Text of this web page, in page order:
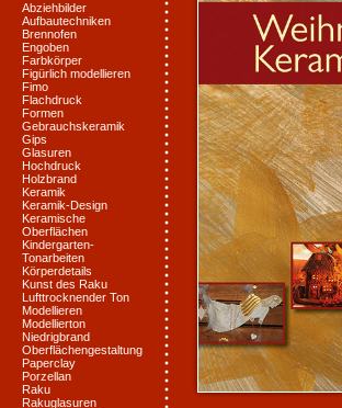
Abziehbilder
Aufbautechniken
Brennofen
Engoben
Farbkörper
Figürlich modellieren
Fimo
Flachdruck
Formen
Gebrauchskeramik
Gips
Glasuren
Hochdruck
Holzbrand
Keramik
Keramik-Design
Keramische
Oberflächen
Kindergarten-
Tonarbeiten
Körperdetails
Kunst des Raku
Lufttrocknender Ton
Modellieren
Modellierton
Niedrigbrand
Oberflächengestaltung
Paperclay
Porzellan
Raku
Rakuglasuren